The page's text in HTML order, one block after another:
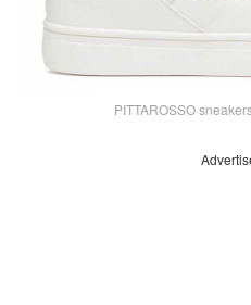
PITTAROSSO